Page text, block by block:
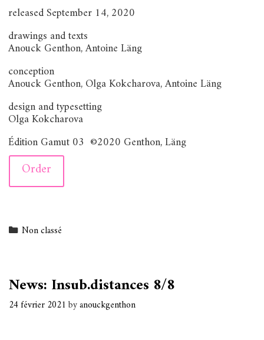
released September 14, 2020
drawings and texts
Anouck Genthon, Antoine Läng
conception
Anouck Genthon, Olga Kokcharova, Antoine Läng
design and typesetting
Olga Kokcharova
Édition Gamut 03 ©2020 Genthon, Läng
Order
Categories
Non classé
News: Insub​.​distances 8​/​8
24 février 2021 byanouckgenthon